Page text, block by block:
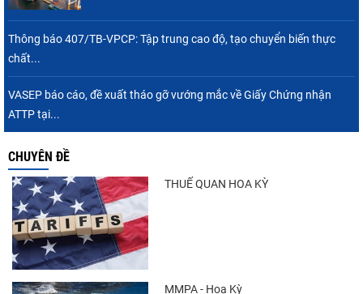
Trung Quốc tăng mạnh nhập khẩu mực,
Thông báo 407/TB-VPCP: Tập trung cao độ, tạo chuyển biến thực
chất...
VASEP báo cáo, đề xuất tháo gỡ vướng mắc về Giấy Chứng nhận
ATTP tại...
CHUYÊN ĐỀ
THUẾ QUAN HOA KỲ
MMPA - Hoa Kỳ